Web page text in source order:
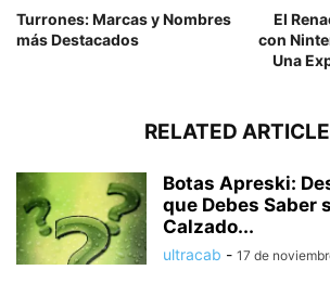
Turrones: Marcas y Nombres
más Destacados
El
con
Una
RELATED
Botas Apreski:
que Debes Saber
Calzado...
ultracab - 17 de